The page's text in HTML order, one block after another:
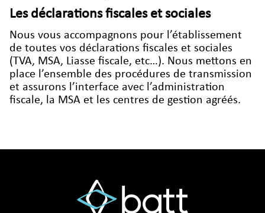
Les déclarations fiscales et sociales
Nous vous accompagnons pour l’établissement
de toutes vos déclarations fiscales et sociales
(TVA, MSA, Liasse fiscale, etc…). Nous mettons en
place l’ensemble des procédures de transmission
et assurons l’interface avec l’administration
fiscale, la MSA et les centres de gestion agréés.